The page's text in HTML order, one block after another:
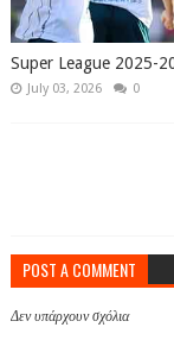
Super League 2025-
July 03, 2026 0
POST A COMMENT
Δεν υπάρχουν σχόλια